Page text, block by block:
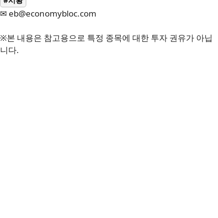
✉ eb@economybloc.com
※본 내용은 참고용으로 특정 종목에 대한 투자 권유가 아닙
니다.